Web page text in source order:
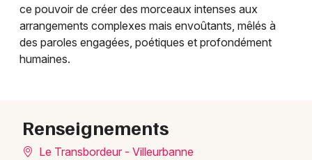
Mon email
ce pouvoir de créer des morceaux intenses aux
arrangements complexes mais envoûtants, mêlés à
des paroles engagées, poétiques et profondément
humaines.
Renseignements
Le Transbordeur - Villeurbanne